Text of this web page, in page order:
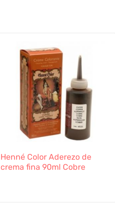
Henné Color Aderezo de
crema fina 90ml Cobre